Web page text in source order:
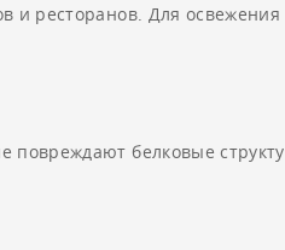
ресторанов. Для освежения
повреждают белковые